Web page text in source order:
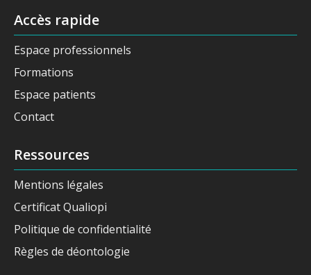
Accès rapide
Espace professionnels
Formations
Espace patients
Contact
Ressources
Mentions légales
Certificat Qualiopi
Politique de confidentialité
Règles de déontologie